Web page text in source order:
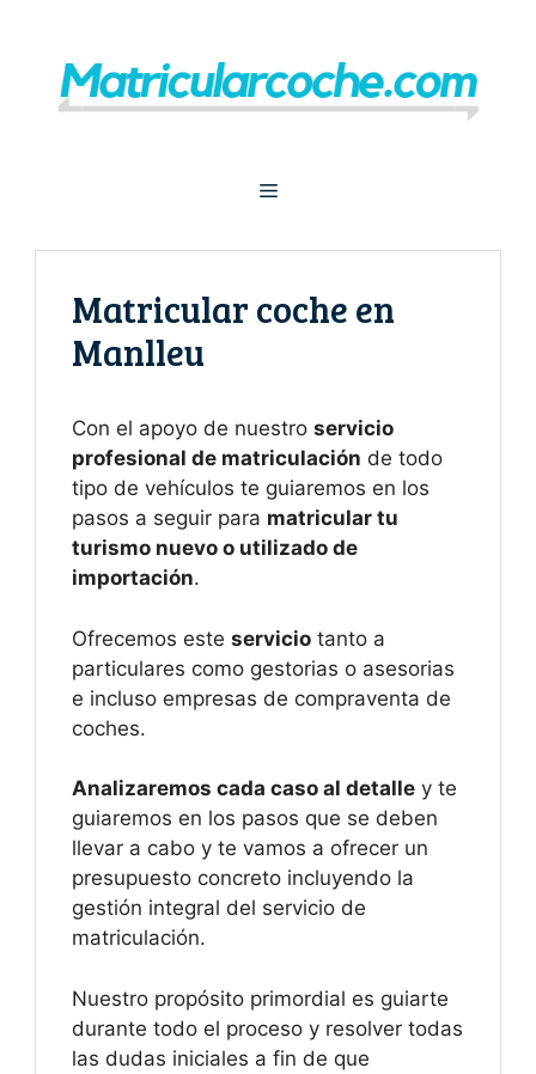
contenido
Menú
Matricular coche en
Manlleu
Con el apoyo de nuestro servicio
profesional de matriculación de todo
tipo de vehículos te guiaremos en los
pasos a seguir para matricular tu
turismo nuevo o utilizado de
importación.
Ofrecemos este servicio tanto a
particulares como gestorias o asesorias
e incluso empresas de compraventa de
coches.
Analizaremos cada caso al detalle y te
guiaremos en los pasos que se deben
llevar a cabo y te vamos a ofrecer un
presupuesto concreto incluyendo la
gestión integral del servicio de
matriculación.
Nuestro propósito primordial es guiarte
durante todo el proceso y resolver todas
las dudas iniciales a fin de que